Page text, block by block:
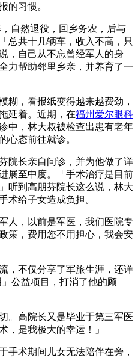
的习惯。
自然退役，回乡务农，后与
总共十几辆车，收入不高，只
，自己从不忘曾经军人的身
力帮助邻里乡亲，并养育了一
糊，看报纸变得越来越费劲，
延着。近期，在福州爱尔眼科
中，林大叔被检查出患有老年
心态前往就诊。
院长亲自问诊，并为他做了详
展至中度。「手术治疗是目前
听到高朋芬院长这么说，林大
术给子女造成负担。
人，以前是军医，我们医院专
策，费用您不用担心，我会安
，不仅分享了军旅生涯，还详
公益项目，打消了他的顾
。高院长又是毕业于第三军医
，是我极大的幸运！」
手术期间儿女无法陪伴在旁，